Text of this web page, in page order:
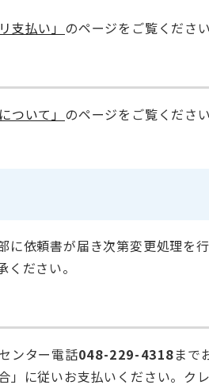
支払い」 のページをご覧ください
ついて」 のページをご覧ください
依頼書が届き次第変更処理を
ださい。
ンター電話048-229-4318まで
に従いお支払いください。ク